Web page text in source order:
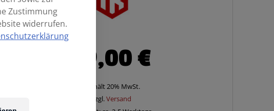
79,00 €
Enthält 20% MwSt.
zzgl.Versand
Zustimmung
widerrufen.